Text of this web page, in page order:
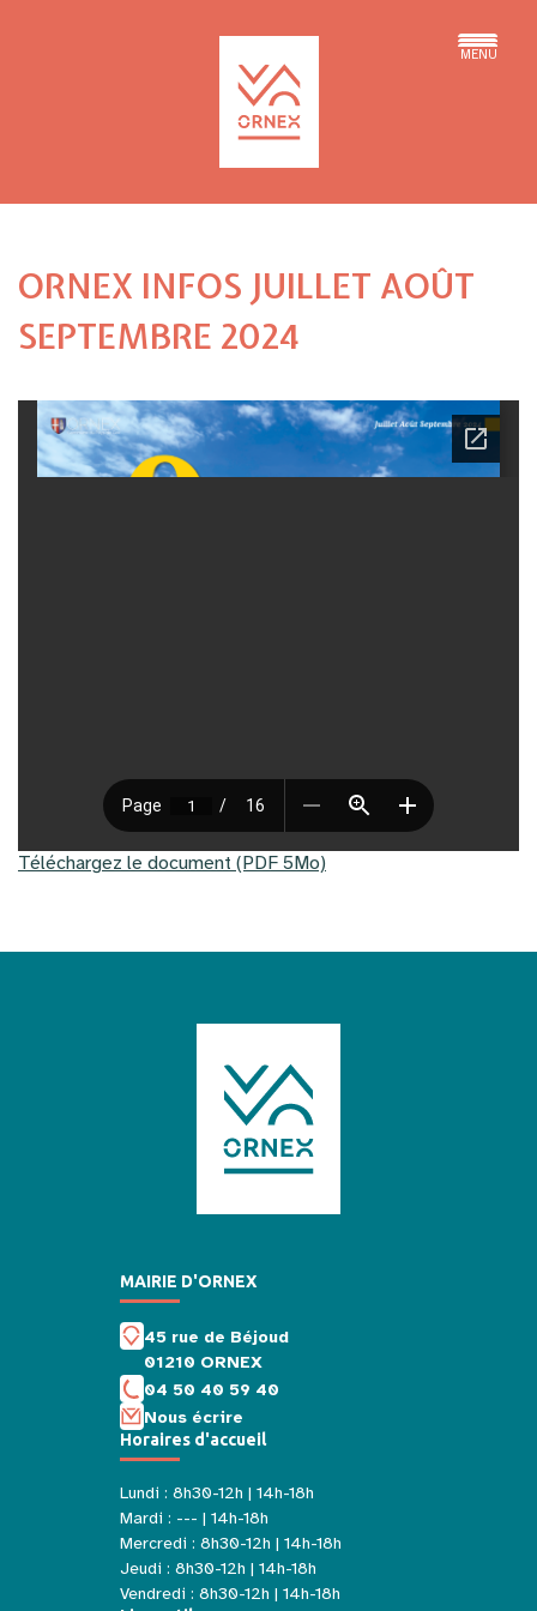
MENU
ORNEX INFOS JUILLET AOÛT
SEPTEMBRE 2024
Téléchargez le document (PDF 5Mo)
MAIRIE D'ORNEX
45 rue de Béjoud
01210 ORNEX
04 50 40 59 40
Nous écrire
Horaires d'accueil
Lundi : 8h30-12h | 14h-18h
Mardi : --- | 14h-18h
Mercredi : 8h30-12h | 14h-18h
Jeudi : 8h30-12h | 14h-18h
Vendredi : 8h30-12h | 14h-18h